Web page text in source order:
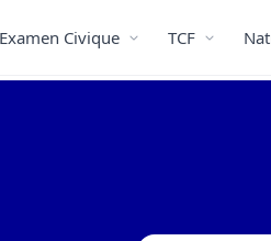
Examen Civique TCF